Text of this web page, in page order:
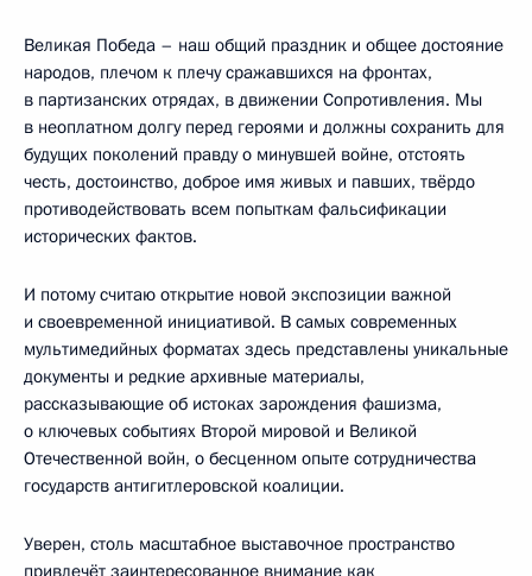
Великая Победа – наш общий праздник и общее достояние
народов, плечом к плечу сражавшихся на фронтах,
в партизанских отрядах, в движении Сопротивления. Мы
в неоплатном долгу перед героями и должны сохранить для
будущих поколений правду о минувшей войне, отстоять
честь, достоинство, доброе имя живых и павших, твёрдо
противодействовать всем попыткам фальсификации
исторических фактов.
И потому считаю открытие новой экспозиции важной
и своевременной инициативой. В самых современных
мультимедийных форматах здесь представлены уникальные
документы и редкие архивные материалы,
рассказывающие об истоках зарождения фашизма,
о ключевых событиях Второй мировой и Великой
Отечественной войн, о бесценном опыте сотрудничества
государств антигитлеровской коалиции.
Уверен, столь масштабное выставочное пространство
привлечёт заинтересованное внимание как